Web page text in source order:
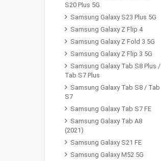
S20 Plus 5G
Samsung Galaxy S23 Plus 5G
Samsung Galaxy Z Flip 4
Samsung Galaxy Z Fold 3 5G
Samsung Galaxy Z Flip 3 5G
Samsung Galaxy Tab S8 Plus /
Tab S7 Plus
Samsung Galaxy Tab S8 / Tab
S7
Samsung Galaxy Tab S7 FE
Samsung Galaxy Tab A8
(2021)
Samsung Galaxy S21 FE
Samsung Galaxy M52 5G